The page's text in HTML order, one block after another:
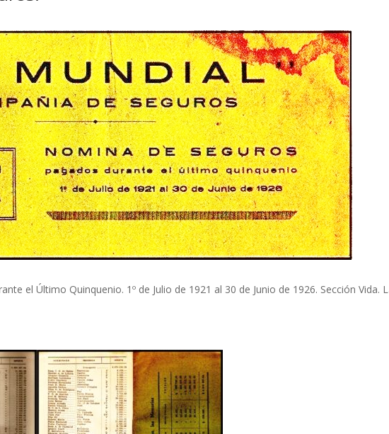
el Último Quinquenio. 1º de Julio de 1921 al 30 de Junio de 1926. Sección Vida.